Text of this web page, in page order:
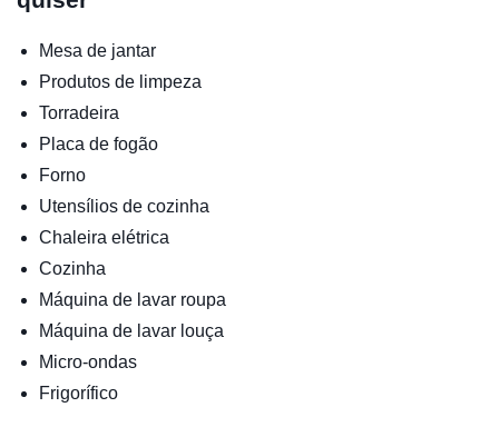
Mesa de jantar
Produtos de limpeza
Torradeira
Placa de fogão
Forno
Utensílios de cozinha
Chaleira elétrica
Cozinha
Máquina de lavar roupa
Máquina de lavar louça
Micro-ondas
Frigorífico